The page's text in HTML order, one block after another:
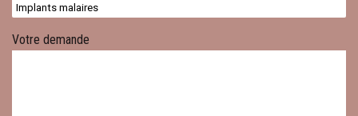
Votre demande